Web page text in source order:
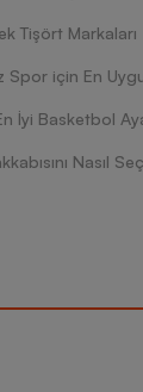
Tişört Markaları
Spor için En
İyi Basketbol
Nasıl